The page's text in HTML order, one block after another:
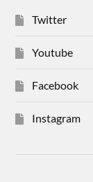
Twitter
Youtube
Facebook
Instagram